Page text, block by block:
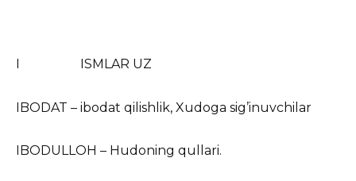
I ISMLAR UZ
IBODAT – ibodat qilishlik, Xudoga sig’inuvchilar
IBODULLOH – Hudoning qullari.